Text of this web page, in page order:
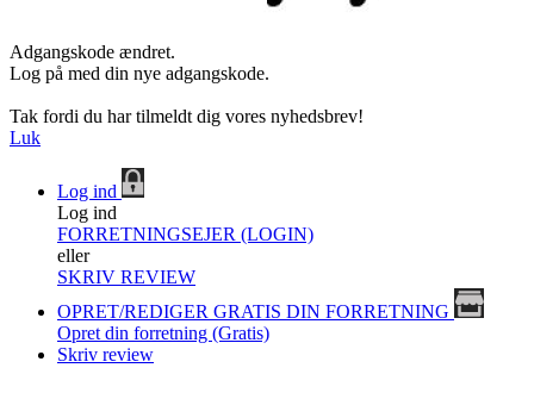
Adgangskode ændret.
Log på med din nye adgangskode.
Tak fordi du har tilmeldt dig vores nyhedsbrev!
Luk
Log ind
Log ind
FORRETNINGSEJER (LOGIN)
eller
SKRIV REVIEW
OPRET/REDIGER GRATIS DIN FORRETNING
Opret din forretning (Gratis)
Skriv review